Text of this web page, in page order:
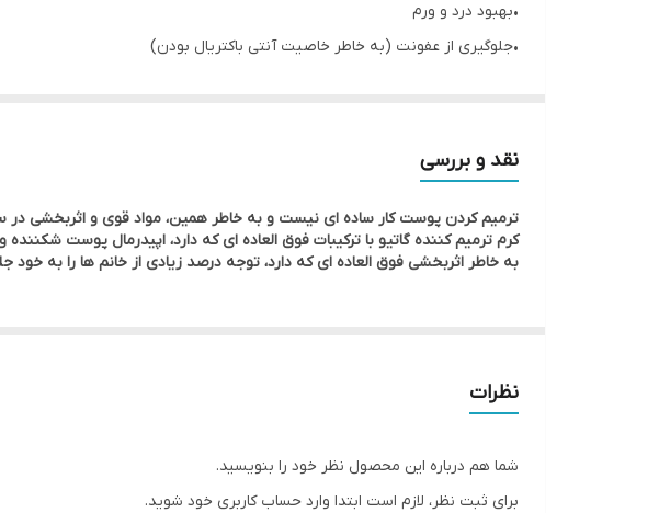
•بهبود درد و ورم
•جلوگیری از عفونت (به خاطر خاصیت آنتی باکتریال بودن)
•درمان تحریک های پوستی
•و مواردی از این قبیل
طریقه مصرف کرم ترمیم کننده
۱. ابتدا پوست را پاکسازی کنید. (شستن پوست با آب ولرم و شوینده مناسب باعث زدودن آلودگی ها و پاکسازی سطحی می شود.)
نقد و بررسی
ترمیم کردن پوست کار ساده ای نیست و به خاطر همین، مواد قوی و اثربخشی در
کرم ترمیم کننده گاتیو با ترکیبات فوق العاده ای که دارد، اپیدرمال پوست
به خاطر اثربخشی فوق العاده ای که دارد، توجه درصد زیادی از خانم ها را به
نظرات
شما هم درباره این محصول نظر خود را بنویسید.
برای ثبت نظر، لازم است ابتدا وارد حساب کاربری خود شوید.